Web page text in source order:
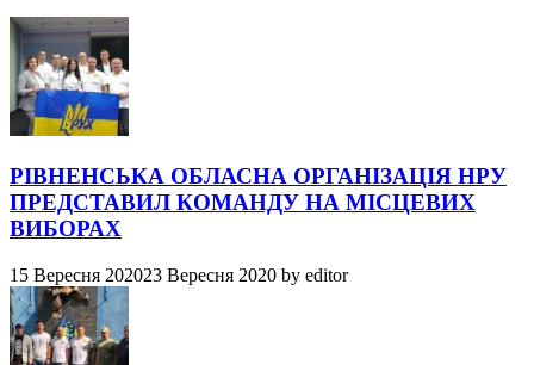
РІВНЕНСЬКА ОБЛАСНА ОРГАНІЗАЦІЯ НРУ
ПРЕДСТАВИЛ КОМАНДУ НА МІСЦЕВИХ
ВИБОРАХ
15 Вересня 202023 Вересня 2020 by editor